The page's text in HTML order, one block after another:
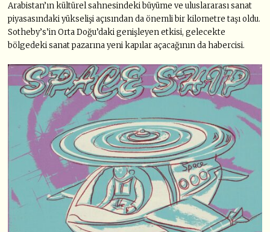
Arabistan’ın kültürel sahnesindeki büyüme ve uluslararası sanat
piyasasındaki yükselişi açısından daönemli bir kilometre taşı oldu.
Sotheby’s’in Orta Doğu’daki genişleyen etkisi, gelecekte
bölgedeki sanat pazarına yeni kapılar açacağının da habercisi.